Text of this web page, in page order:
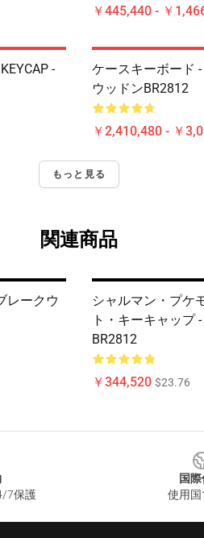
￥445,440 - ￥
-
ケースキーボード -
ウッドンBR2812
￥2,410,480 - ￥
もっと見る
関連商品
レークウ
シャルマン・プケ
ト・キーキャップ
BR2812
￥344,520 $23.76
7保護
国
使用